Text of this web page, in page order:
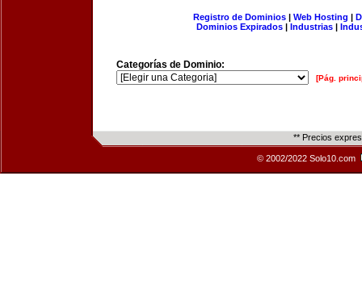
Registro de Dominios| Web Hosting |
Dominios Expirados | Industrias |
Categorías de Dominio:
[Pág.
** Precios
© 2002/2022 Solo10.com